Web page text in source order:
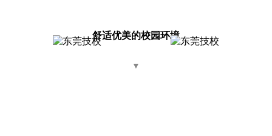
舒适优美的校园环境
▼